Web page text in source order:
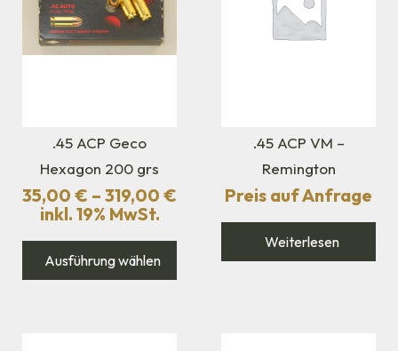
.45 ACP Geco
Hexagon 200 grs
35,00 € – 319,00 €
inkl. 19% MwSt.
Ausführung wählen
.45 ACP VM –
Remington
Preis auf Anfrage
Weiterlesen